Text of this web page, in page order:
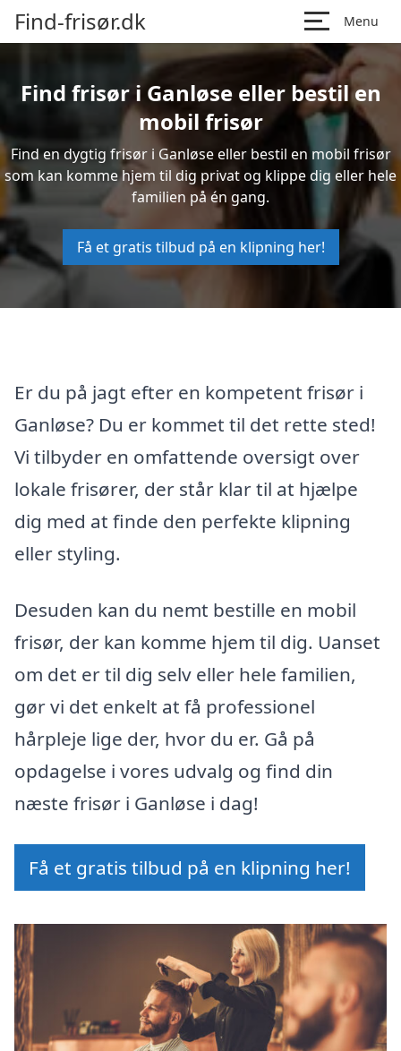
Find-frisør.dk Menu
Find frisør i Ganløse eller bestil en
mobil frisør
Find en dygtig frisør i Ganløse eller bestil en mobil frisør
som kan komme hjem til dig privat og klippe dig eller hele
familien på én gang.
Få et gratis tilbud på en klipning her!
Er du på jagt efter en kompetent frisør i
Ganløse? Du er kommet til det rette sted!
Vi tilbyder en omfattende oversigt over
lokale frisører, der står klar til at hjælpe
dig med at finde den perfekte klipning
eller styling.
Desuden kan du nemt bestille en mobil
frisør, der kan komme hjem til dig. Uanset
om det er til dig selv eller hele familien,
gør vi det enkelt at få professionel
hårpleje lige der, hvor du er. Gå på
opdagelse i vores udvalg og find din
næste frisør i Ganløse i dag!
Få et gratis tilbud på en klipning her!